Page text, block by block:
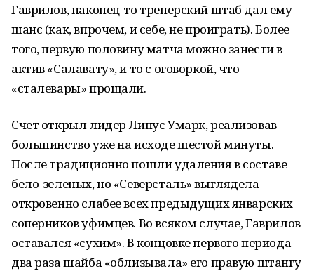
Гаврилов, наконец-то тренерский штаб дал ему
шанс (как, впрочем, и себе, не проиграть). Более
того, первую половину матча можно занести в
актив «Салавату», и то с оговоркой, что
«сталевары» прощали.
Счет открыл лидер Линус Умарк, реализовав
большинство уже на исходе шестой минуты.
После традиционно пошли удаления в составе
бело-зеленых, но «Северсталь» выглядела
откровенно слабее всех предыдущих январских
соперников уфимцев. Во всяком случае, Гаврилов
оставался «сухим». В концовке первого периода
два раза шайба «облизывала» его правую штангу